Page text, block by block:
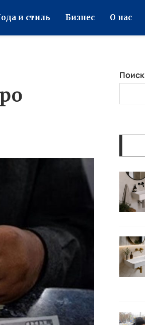
и стиль Бизнес О нас
Поиск